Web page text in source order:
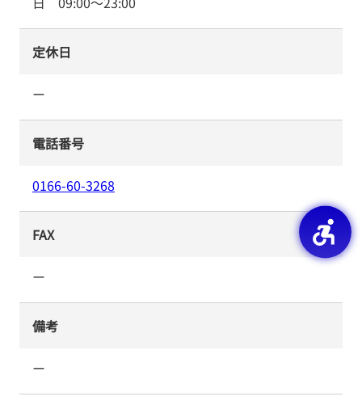
定休日
ー
電話番号
0166-60-3268
FAX
ー
備考
ー